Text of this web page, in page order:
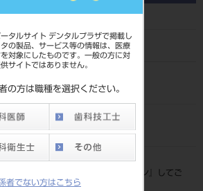
タルサイト デンタルプラザで掲載し
タの製品、サービス等の情報は、医療
対象にしたものです。一般の方に対
サイトではありません。
の方は職種を選択ください。
者でない方はこちら
性炭フィルター
206440665
JAN/EANコード
標準価格
ログイン
』してご
覧ください。